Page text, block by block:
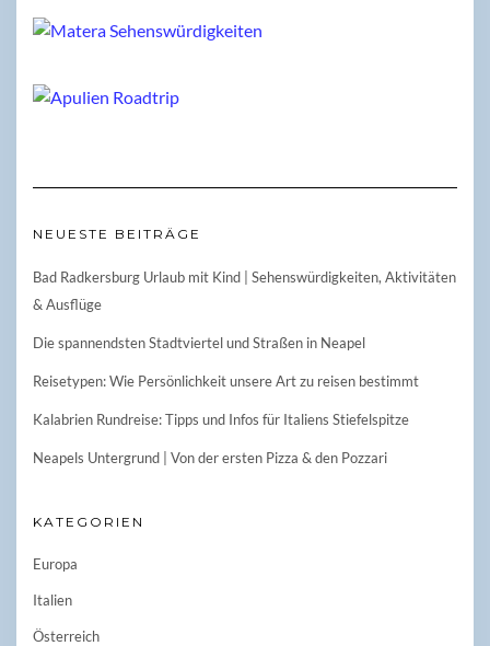
NEUESTE BEITRÄGE
Bad Radkersburg Urlaub mit Kind | Sehenswürdigkeiten, Aktivitäten
& Ausflüge
Die spannendsten Stadtviertel und Straßen in Neapel
Reisetypen: Wie Persönlichkeit unsere Art zu reisen bestimmt
Kalabrien Rundreise: Tipps und Infos für Italiens Stiefelspitze
Neapels Untergrund | Von der ersten Pizza & den Pozzari
KATEGORIEN
Europa
Italien
Österreich